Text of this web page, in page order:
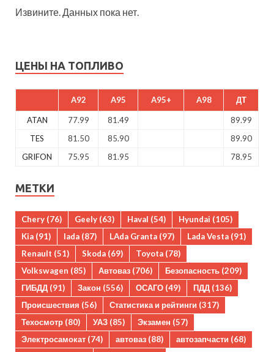
Извините. Данных пока нет.
ЦЕНЫ НА ТОПЛИВО
A92 A95 A95+ A98 ДТ
ATAN 77.99 81.49
89.99
TES
81.50 85.90
89.90
GRIFON
75.95 81.95 78.95
МЕТКИ
Chery (76) Geely (63) Haval (54) Hyundai (105)
Kia (91) lada (87) LAda Granta (97) Lada Vesta (91)
Renault (51) Skoda (69) Toyota (78)
Volkswagen (85) Автоваз (706) Безопасность (209)
ГИБДД (91) Закон (556) ОСАГО (49) ПДД (136)
Происшествия (56) Статистика и рейтинги (317)
Техосмотр (80) УАЗ (85) Экзамен (57)
Электросамокат (74) автоваз (88) автозапчасти (68)